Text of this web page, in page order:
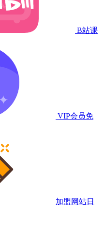
B站课
VIP会员免
加盟网站日